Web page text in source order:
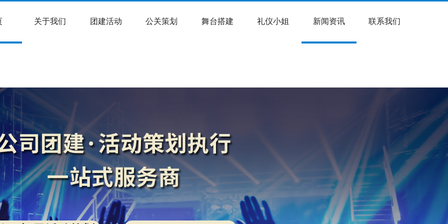
关于我们 团建活动 公关策划 舞台搭建 礼仪小姐 新闻资讯 联系我们